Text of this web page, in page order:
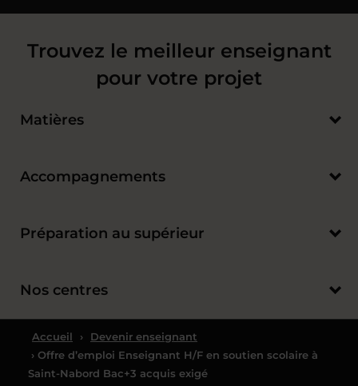
Trouvez le meilleur enseignant
pour votre projet
Matières
Accompagnements
Préparation au supérieur
Nos centres
Accueil ›
Devenir enseignant
› Offre d’emploi Enseignant H/F en soutien scolaire à
Saint-Nabord Bac+3 acquis exigé